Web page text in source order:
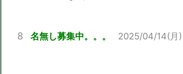
8 名無し募集中。。。 2025/04/14(月